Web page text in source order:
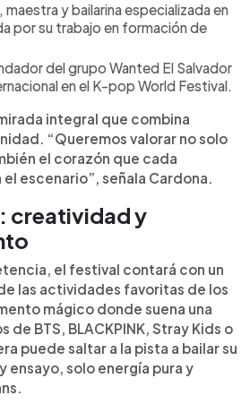
, maestra y bailarina especializada en
por su trabajo en formación de
del grupo Wanted El Salvador
en el K-pop World Festival.
integral que combina
“Queremos valorar no solo
el corazón que cada
escenario”, señala Cardona.
creatividad y
el festival contará con un
las actividades favoritas de los
mágico donde suena una
de BTS, BLACKPINK, Stray Kids o
puede saltar a la pista a bailar su
ensayo, solo energía pura y